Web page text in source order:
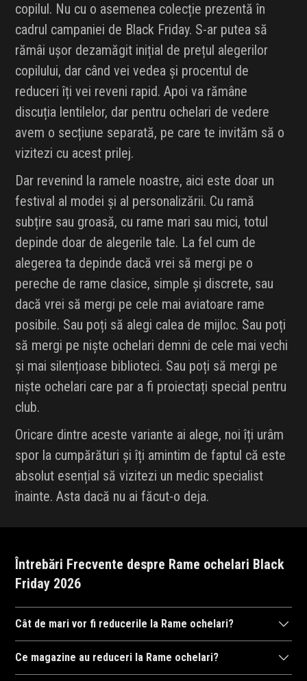
copilul. Nu cu o asemenea colecție prezentă în
cadrul campaniei de Black Friday. S-ar putea să
rămâi ușor dezamăgit inițial de prețul alegerilor
copilului, dar când vei vedea și procentul de
reduceri îți vei reveni rapid. Apoi va rămâne
discuția lentilelor, dar pentru ochelari de vedere
avem o secțiune separată, pe care te invităm să o
vizitezi cu acest prilej.
Dar revenind la ramele noastre, aici este doar un
festival al modei și al personalizării. Cu ramă
subțire sau groasă, cu rame mari sau mici, totul
depinde doar de alegerile tale. La fel cum de
alegerea ta depinde dacă vrei să mergi pe o
pereche de rame clasice, simple și discrete, sau
dacă vrei să mergi pe cele mai aviatoare rame
posibile. Sau poți să alegi calea de mijloc. Sau poți
să mergi pe niște ochelari demni de cele mai vechi
și mai silențioase biblioteci. Sau poți să mergi pe
niște ochelari care par a fi proiectați special pentru
club.
Oricare dintre aceste variante ai alege, noi îți urâm
spor la cumpărături și îți amintim de faptul că este
absolut esențial să vizitezi un medic specialist
înainte. Asta dacă nu ai făcut-o deja.
Întrebări Frecvente despre Rame ochelari Black
Friday 2026
Cât de mari vor fi reducerile la Rame ochelari?
După cum ne-am obișnuit în anii trecuți, magazinele
Ce magazine au reduceri la Rame ochelari?